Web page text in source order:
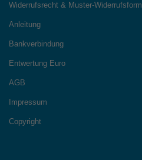
Widerrufsrecht & Muster-
Anleitung
Bankverbindung
Entwertung Euro
AGB
Impressum
Copyright